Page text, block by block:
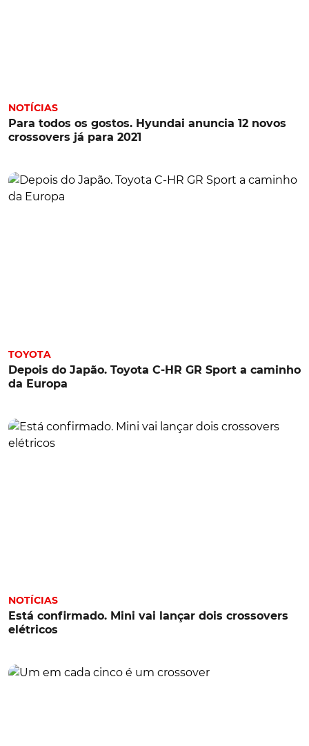
NOTÍCIAS
Para todos os gostos. Hyundai anuncia 12 novos
crossovers já para 2021
TOYOTA
Depois do Japão. Toyota C-HR GR Sport a caminho
da Europa
NOTÍCIAS
Está confirmado. Mini vai lançar dois crossovers
elétricos